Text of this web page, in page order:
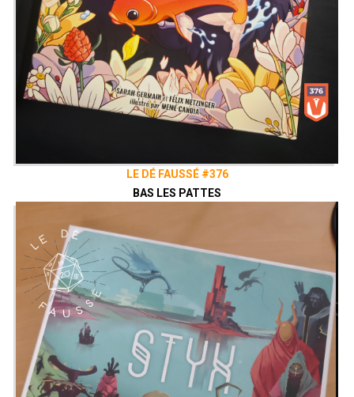
LE DÉ FAUSSÉ #376
BAS LES PATTES